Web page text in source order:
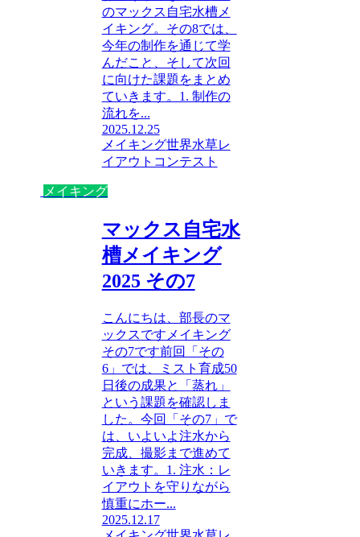
のマックス自宅水槽メ
イキング。その8では、
今年の制作を通じて学
んだこと、そして次回
に向けた課題をまとめ
ていきます。1. 制作の
流れを...
2025.12.25
メイキング世界水草レ
イアウトコンテスト
メイキング
マックス自宅水
槽メイキング
2025 その7
こんにちは、部長のマ
ックスですメイキング
その7です前回「その
6」では、ミスト育成50
日後の成果と「蒸れ」
という課題を確認しま
した。今回「その7」で
は、いよいよ注水から
完成、撮影まで進めて
いきます。1. 注水：レ
イアウトを守りながら
慎重にホー...
2025.12.17